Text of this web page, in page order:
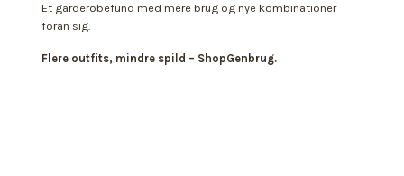
Et garderobefund med mere brug og nye kombinationer
foran sig.
Flere outfits, mindre spild – ShopGenbrug.